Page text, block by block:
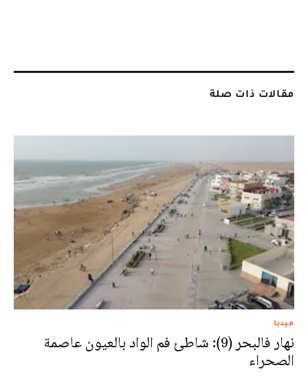
مقالات ذات صلة
ميديا
نهار فالبحر (9): شاطئ فم الواد بالعيون عاصمة
الصحراء